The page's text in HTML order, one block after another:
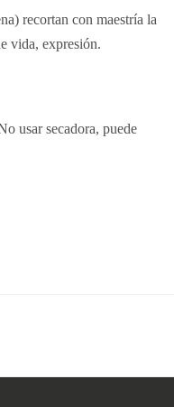
recortan con maestría la
vida, expresión.
usar secadora, puede